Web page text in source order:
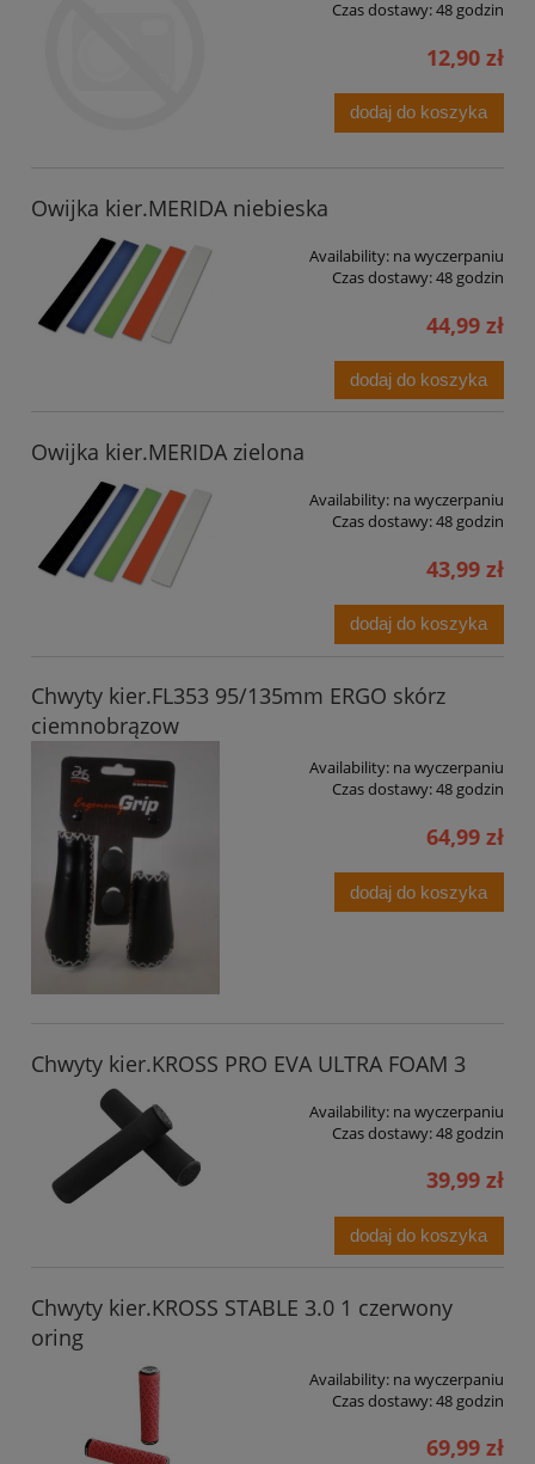
Czas dostawy:48 godzin
12,90 zł
dodaj do koszyka
Owijka kier.MERIDA niebieska
Availability: na wyczerpaniu
Czas dostawy:48 godzin
44,99 zł
dodaj do koszyka
Owijka kier.MERIDA zielona
Availability: na wyczerpaniu
Czas dostawy:48 godzin
43,99 zł
dodaj do koszyka
Chwyty kier.FL353 95/135mm ERGO skórz
ciemnobrązow
Availability: na wyczerpaniu
Czas dostawy:48 godzin
64,99 zł
dodaj do koszyka
Chwyty kier.KROSS PRO EVA ULTRA FOAM 3
Availability: na wyczerpaniu
Czas dostawy:48 godzin
39,99 zł
dodaj do koszyka
Chwyty kier.KROSS STABLE 3.0 1 czerwony
oring
Availability: na wyczerpaniu
Czas dostawy:48 godzin
69,99 zł